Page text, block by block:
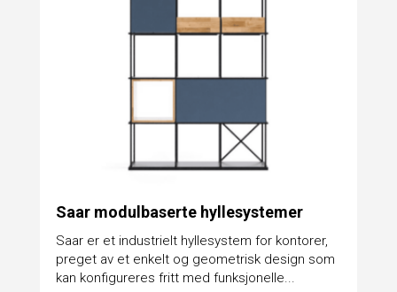
Saar modulbaserte hyllesystemer
Saar er et industrielt hyllesystem for kontorer,
preget av et enkelt og geometrisk design som
kan konfigureres fritt med funksjonelle...